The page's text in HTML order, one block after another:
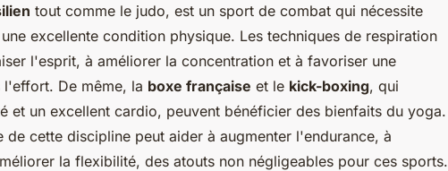
tout comme le judo, est un sport de combat qui nécessite
excellente condition physique. Les techniques de respiration
l'esprit, à améliorer la concentration et à favoriser une
l'effort. De même, la boxe française et le kick-boxing, qui
et un excellent cardio, peuvent bénéficier des bienfaits du yoga.
de cette discipline peut aider à augmenter l'endurance, à
la flexibilité, des atouts non négligeables pour ces sports.